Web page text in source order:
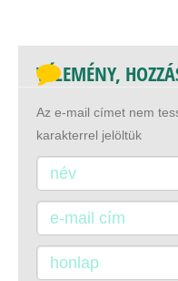
VÉLEMÉNY,
Az e-mail címet nem
karakterrel jelöltük
név
e-mail cím
honlap